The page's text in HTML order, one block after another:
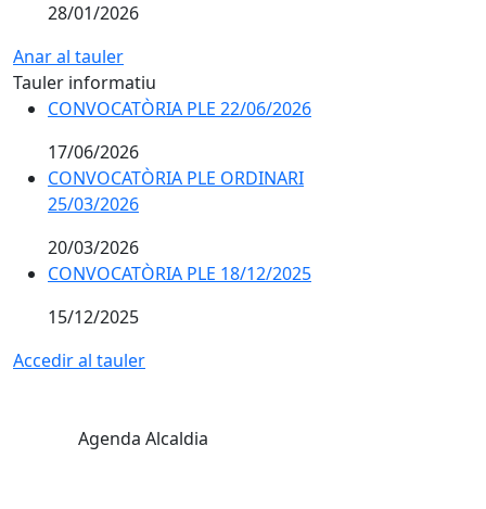
28/01/2026
Anar al tauler
Tauler informatiu
CONVOCATÒRIA PLE 22/06/2026
17/06/2026
CONVOCATÒRIA PLE ORDINARI
25/03/2026
20/03/2026
CONVOCATÒRIA PLE 18/12/2025
15/12/2025
Accedir al tauler
Agenda Alcaldia